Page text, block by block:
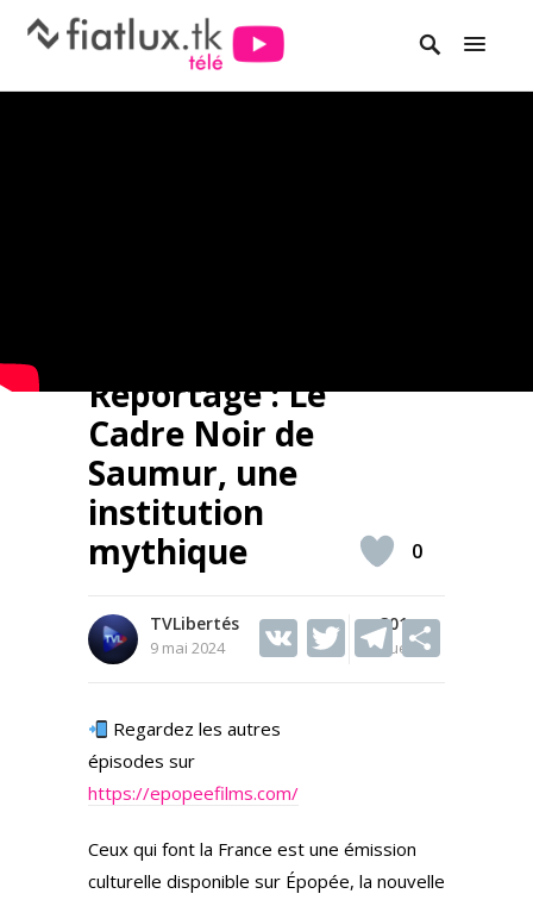
Reportage : Le
Cadre Noir de
Saumur, une
institution
mythique
TVLibertés
9 mai 2024
301
Vues
V T T
0
Regardez les autres
épisodes sur
https://epopeefilms.com/
Ceux qui font la France est une émission
culturelle disponible sur Épopée, la nouvelle